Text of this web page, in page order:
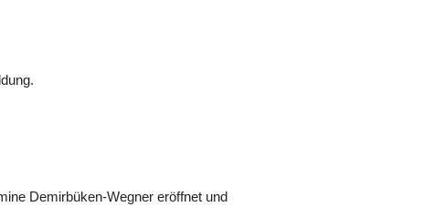
Demirbüken-Wegner eröffnet und